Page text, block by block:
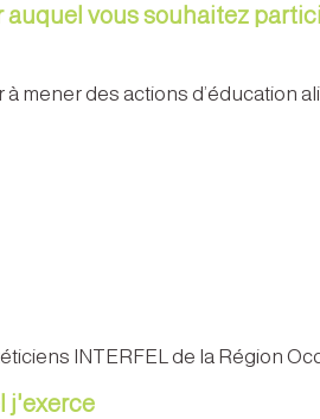
auquel vous souhaitez
mener des actions d’éducation
INTERFEL de la Région
j'exerce